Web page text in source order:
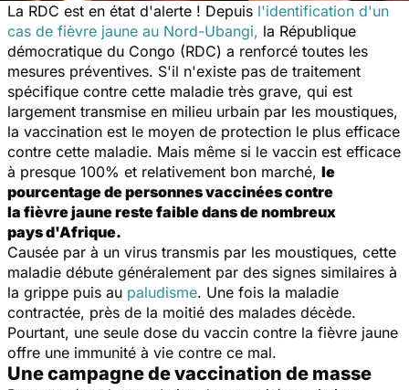
La RDC est en état d'alerte ! Depuis l'identification d'un
cas de fièvre jaune au Nord-Ubangi, la République
démocratique du Congo (RDC) a renforcé toutes les
mesures préventives. S'il n'existe pas de traitement
spécifique contre cette maladie très grave, qui est
largement transmise en milieu urbain par les moustiques,
la vaccination est le moyen de protection le plus efficace
contre cette maladie. Mais même si le vaccin est efficace
à presque 100% et relativement bon marché, le
pourcentage de personnes vaccinées contre
la fièvre jaune reste faible dans de nombreux
pays d'Afrique.
Causée par à un virus transmis par les moustiques, cette
maladie débute généralement par des signes similaires à
la grippe puis au paludisme. Une fois la maladie
contractée, près de la moitié des malades décède.
Pourtant, une seule dose du vaccin contre la fièvre jaune
offre une immunité à vie contre ce mal.
Une campagne de vaccination de masse